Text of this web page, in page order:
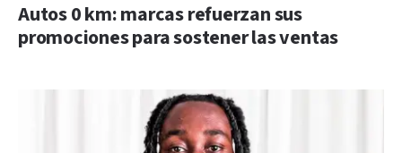
Autos 0 km: marcas refuerzan sus
promociones para sostener las ventas